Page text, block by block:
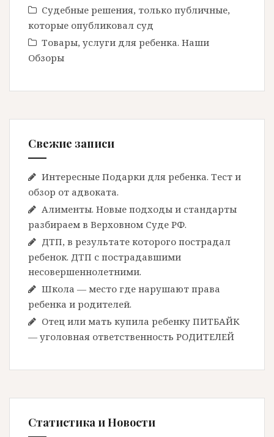
Судебные решения, только публичные,
которые опубликовал суд
Товары, услуги для ребенка. Наши
Обзоры
Свежие записи
Интересные Подарки для ребенка. Тест и
обзор от адвоката.
Алименты. Новые подходы и стандарты
разбираем в Верховном Суде РФ.
ДТП, в результате которого пострадал
ребенок. ДТП с пострадавшими
несовершеннолетними.
Школа — место где нарушают права
ребенка и родителей.
Отец или мать купила ребенку ПИТБАЙК
— уголовная ответственность РОДИТЕЛЕЙ
Статистика и Новости